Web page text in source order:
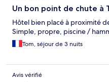
Un bon point de chute à
Hôtel bien placé à proximité
Simple, propre, piscine /
Tom, séjour de 3 nuits
Avis vérifié